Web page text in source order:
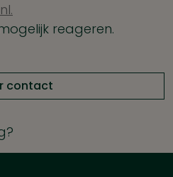
reageren.
contact